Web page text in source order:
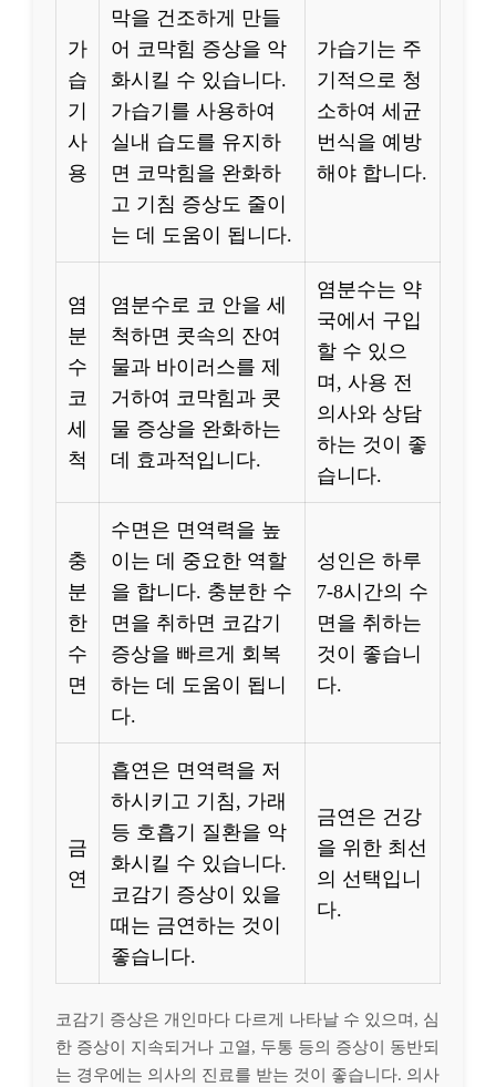
가
습
기
사
용
막을 건조하게 만들
어 코막힘 증상을 악
화시킬 수 있습니다.
가습기를 사용하여
실내 습도를 유지하
면 코막힘을 완화하
고 기침 증상도 줄이
는 데 도움이 됩니다.
가습기는 주
기적으로 청
소하여 세균
번식을 예방
해야 합니다.
염
분
수
코
세
척
염분수로 코 안을 세
척하면 콧속의 잔여
물과 바이러스를 제
거하여 코막힘과 콧
물 증상을 완화하는
데 효과적입니다.
염분수는 약
국에서 구입
할 수 있으
며, 사용 전
의사와 상담
하는 것이 좋
습니다.
충
분
한
수
면
수면은 면역력을 높
이는 데 중요한 역할
을 합니다. 충분한 수
면을 취하면 코감기
증상을 빠르게 회복
하는 데 도움이 됩니
다.
성인은 하루
7-8시간의 수
면을 취하는
것이 좋습니
다.
금
연
흡연은 면역력을 저
하시키고 기침, 가래
등 호흡기 질환을 악
화시킬 수 있습니다.
코감기 증상이 있을
때는 금연하는 것이
좋습니다.
금연은 건강
을 위한 최선
의 선택입니
다.
코감기 증상은 개인마다 다르게 나타날 수 있으며, 심
한 증상이 지속되거나 고열, 두통 등의 증상이 동반되
는 경우에는 의사의 진료를 받는 것이 좋습니다. 의사